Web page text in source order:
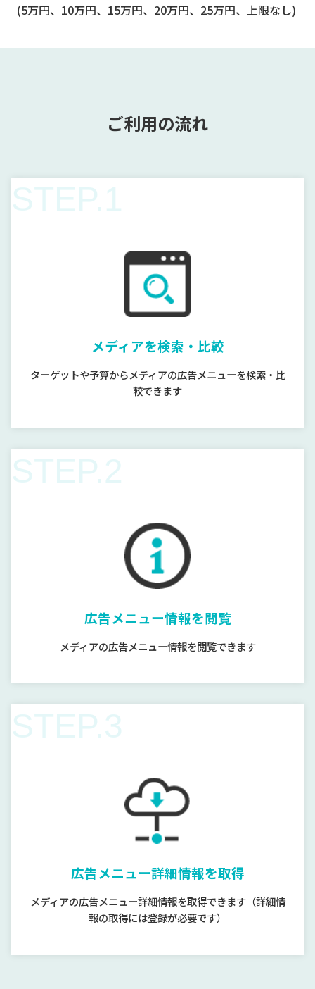
(5万円、10万円、15万円、20万円、25万円、上限なし)
ご利用の流れ
STEP.1
メディアを検索・比較
ターゲットや予算からメディアの広告メニューを検索・比
較できます
STEP.2
広告メニュー情報を閲覧
メディアの広告メニュー情報を閲覧できます
STEP.3
広告メニュー詳細情報を取得
メディアの広告メニュー詳細情報を取得できます（詳細情
報の取得には登録が必要です）